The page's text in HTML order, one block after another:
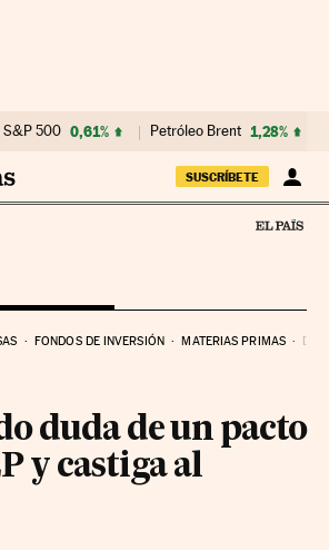
S&P 500 0,61% Petróleo Brent 1,28%
SUSCRÍBETE
FONDOS DE INVERSIÓN MATERIAS PRIMAS
duda de un pacto
y castiga al